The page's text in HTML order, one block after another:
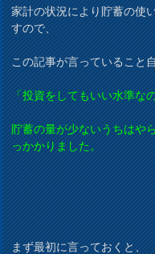
家計の状況により貯蓄の使
すので、
この記事が言っていること
「投資をしてもいい水準な
貯蓄の量が少ないうちはや
っかかりました。
まず最初に言っておくと、